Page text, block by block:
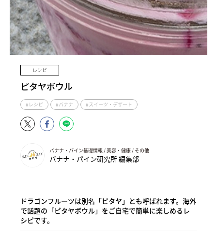
レシピ
ピタヤボウル
#レシピ #バナナ #スイーツ・デザート
バナナ・パイン基礎情報 / 美容・健康 / その他
バナナ・パイン研究所 編集部
ドラゴンフルーツは別名「ピタヤ」とも呼ばれます。海外
で話題の「ピタヤボウル」をご自宅で簡単に楽しめるレ
シピです。